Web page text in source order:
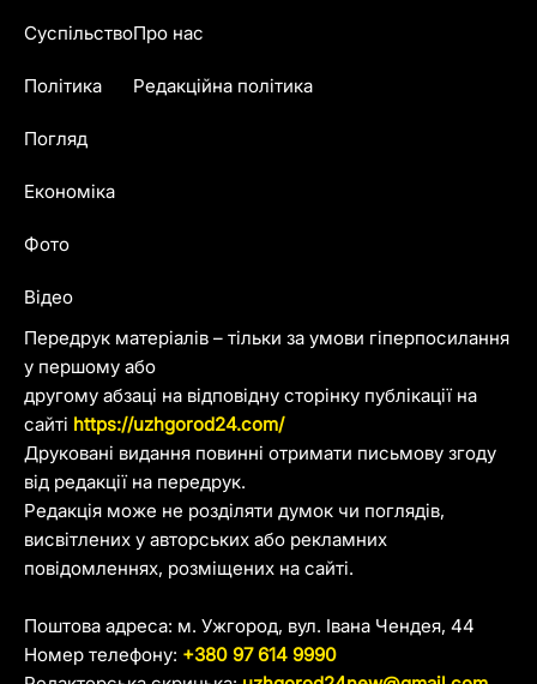
Передрук матеріалів – тільки за умови гіперпосилання
у першому або
другому абзаці на відповідну сторінку публікації на
сайті https://uzhgorod24.com/
Друковані видання повинні отримати письмову згоду
від редакції на передрук.
Редакція може не розділяти думок чи поглядів,
висвітлених у авторських або рекламних
повідомленнях, розміщених на сайті.
Поштова адреса: м. Ужгород, вул. Івана Чендея, 44
Номер телефону: +380 97 614 9990
Суспільство
Політика
Погляд
Економіка
Фото
Відео
Про нас
Редакційна політика